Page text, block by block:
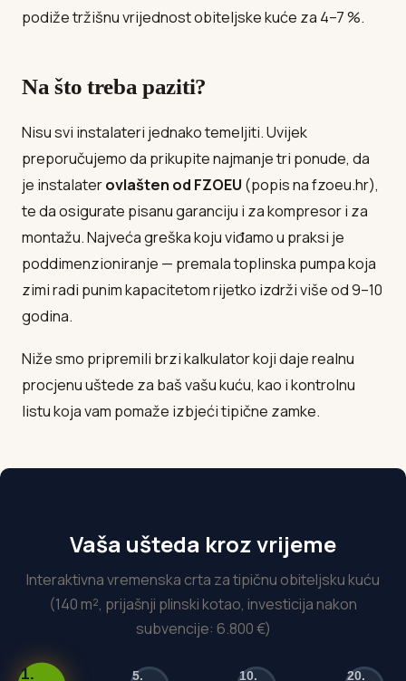
podiže tržišnu vrijednost obiteljske kuće za 4–7 %.
Na što treba paziti?
Nisu svi instalateri jednako temeljiti. Uvijek
preporučujemo da prikupite najmanje tri ponude, da
je instalaterovlašten od FZOEU (popis na fzoeu.hr),
te da osigurate pisanu garanciju i za kompresor i za
montažu. Najveća greška koju viđamo u praksi je
poddimenzioniranje — premala toplinska pumpa koja
zimi radi punim kapacitetom rijetko izdrži više od 9–10
godina.
Niže smo pripremili brzi kalkulator koji daje realnu
procjenu uštede za baš vašu kuću, kao i kontrolnu
listu koja vam pomaže izbjeći tipične zamke.
Vaša ušteda kroz vrijeme
Interaktivna vremenska crta za tipičnu obiteljsku kuću
(140 m², prijašnji plinski kotao, investicija nakon
subvencije: 6.800 €)
1.
5.
10.
20.